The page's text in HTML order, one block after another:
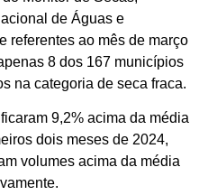
de Águas e
referentes ao mês de março
8 dos 167 municípios
na categoria de seca fraca.
9,2% acima da média
dois meses de 2024,
volumes acima da média